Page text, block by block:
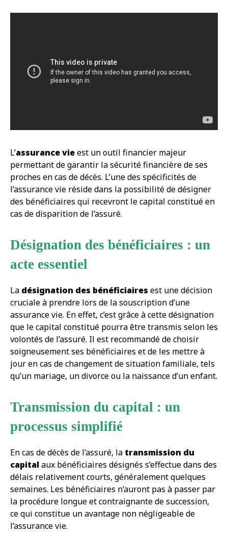
L’assurance vieest un outil financier majeur
permettant de garantir la sécurité financière de ses
proches en cas de décès. L’une des spécificités de
l’assurance vie réside dans la possibilité de désigner
des bénéficiaires qui recevront le capital constitué en
cas de disparition de l’assuré.
Désignation des bénéficiaires : un
acte essentiel
La désignation des bénéficiaires est une décision
cruciale à prendre lors de la souscription d’une
assurance vie. En effet, c’est grâce à cette désignation
que le capital constitué pourra être transmis selon les
volontés de l’assuré. Il est recommandé de choisir
soigneusement ses bénéficiaires et de les mettre à
jour en cas de changement de situation familiale, tels
qu’un mariage, un divorce ou la naissance d’un enfant.
Transmission du capital : un
processus simplifié
En cas de décès de l’assuré, la transmission du
capitalaux bénéficiaires désignés s’effectue dans des
délais relativement courts, généralement quelques
semaines. Les bénéficiaires n’auront pas à passer par
la procédure longue et contraignante de succession,
ce qui constitue un avantage non négligeable de
l’assurance vie.